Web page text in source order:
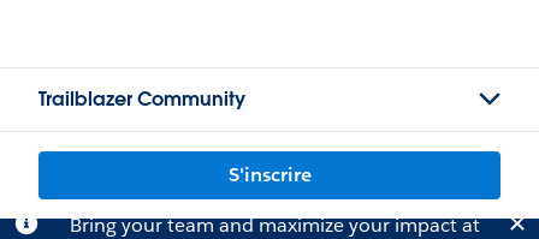
Trailblazer Community
S'inscrire
Bring your team and maximize your impact at